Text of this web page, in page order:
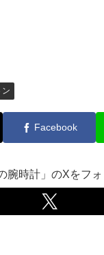
ン
Facebook
腕時計」のXをフ